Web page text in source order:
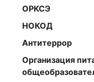
ОРКСЭ
НОКОД
Антитеррор
Организация